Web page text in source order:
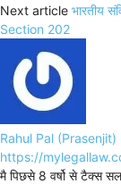
Next article भारतीय
Section 202
Rahul Pal (Prasenjit)
https://
मै पिछसे 8 वर्षो से टैक्स